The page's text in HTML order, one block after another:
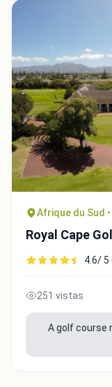
Afrique du Sud
Royal Cape
4.6/ 5
251 vistas
A golf course